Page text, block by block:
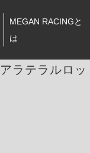
MEGAN RACINGと
は
ラテラルロ